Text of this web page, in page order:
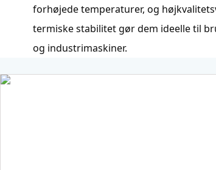
forhøjede temperaturer, og
termiske stabilitet gør dem ideelle til
og industrimaskiner.